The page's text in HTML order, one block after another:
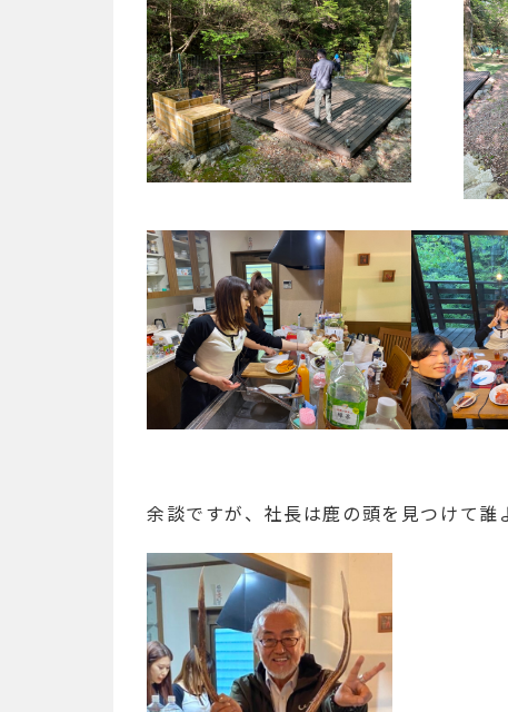
余談ですが、社長は鹿の頭を見つけて誰